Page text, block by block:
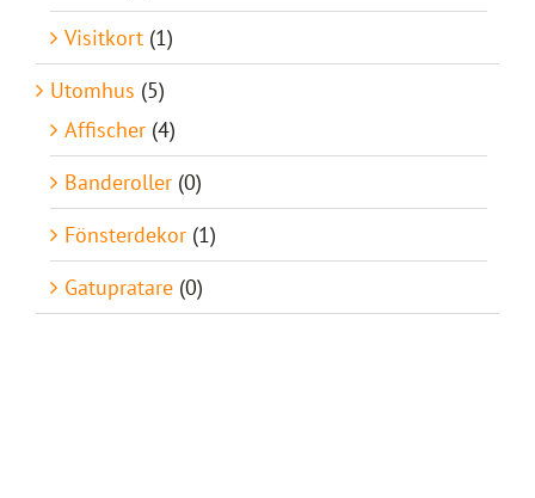
Visitkort (1)
Utomhus (5)
Affischer (4)
Banderoller (0)
Fönsterdekor (1)
Gatupratare (0)